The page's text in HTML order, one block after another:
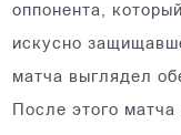
оппонента,
искусно
матча выглядел
После этого